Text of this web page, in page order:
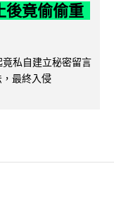
後竟偷偷重
私自建立秘密留言
最終入侵